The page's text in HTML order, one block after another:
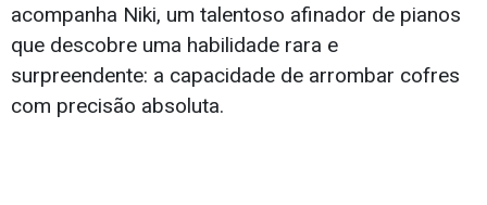
acompanha Niki, um talentoso afinador de pianos
que descobre uma habilidade rara e
surpreendente: a capacidade de arrombar cofres
com precisão absoluta.